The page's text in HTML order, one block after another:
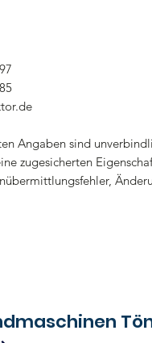
Angaben sind
zugesicherten
Tönjes,